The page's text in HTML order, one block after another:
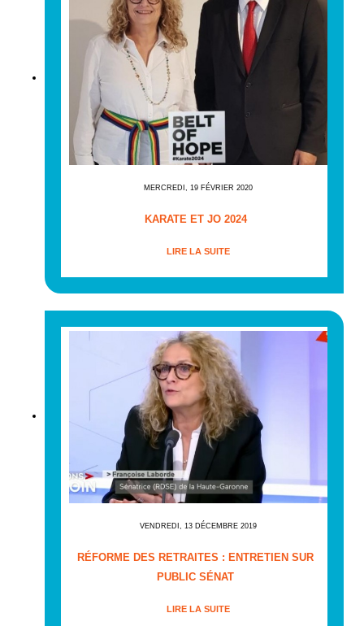
MERCREDI, 19 FÉVRIER 2020
KARATE ET JO 2024
LIRE LA SUITE
VENDREDI, 13 DÉCEMBRE 2019
RÉFORME DES RETRAITES : ENTRETIEN SUR
PUBLIC SÉNAT
LIRE LA SUITE